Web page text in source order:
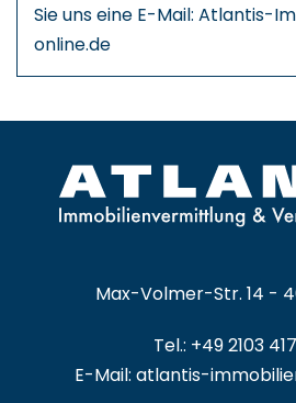
Sie uns eine E-Mail: Atlantis-
online.de
Max-Volmer-Str. 14 -
Tel.: +49 2103
E-Mail: atlantis-